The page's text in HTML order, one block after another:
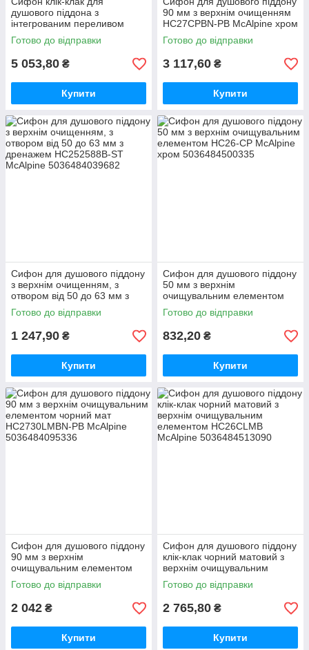
ТД "Джерела М", м. Запоріжжя
Ми задаємо критерії якості та надійності!
душового піддона з
інтегрованим переливом
хром HC26-IOF-95-CB
McALPINE
Готово до відправки
5 053,80 ₴
Купити
90 мм з верхнім очищенням
HC27CPBN-PB McAlpine хром
Готово до відправки
3 117,60 ₴
Купити
Сифон для душового піддону
з верхнім очищенням, з
отвором від 50 до 63 мм з
дренажем HC252588B-ST
McAlpine
Готово до відправки
1 247,90 ₴
Купити
Сифон для душового піддону
50 мм з верхнім
очищувальним елементом
HC26-CP McAlpine хром
Готово до відправки
832,20 ₴
Купити
Сифон для душового піддону
90 мм з верхнім
очищувальним елементом
чорний мат HC2730LMBN-PB
McAlpine
Готово до відправки
2 042 ₴
Купити
Сифон для душового піддону
клік-клак чорний матовий з
верхнім очищувальним
елементом HC26CLMB
McAlpine
Готово до відправки
2 765,80 ₴
Купити